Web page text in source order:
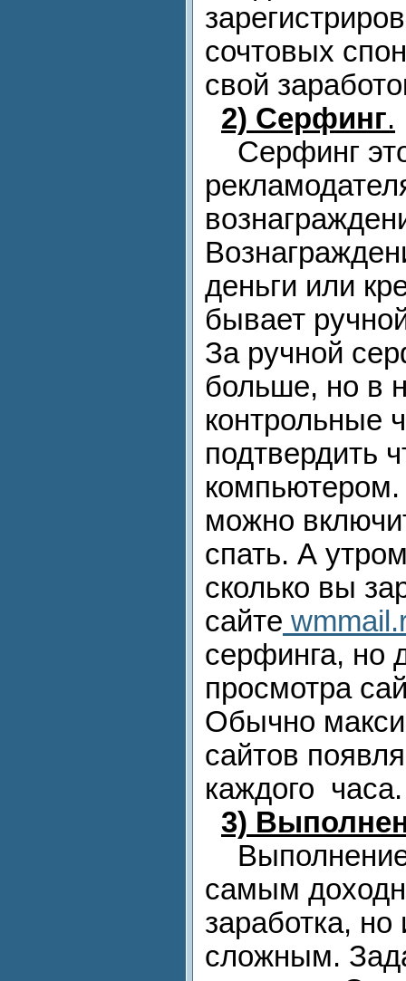
сочтовых
свой
2) Серфинг.
Серфинг
деньги или
бывает
За ручной
больше, но в
контрольные
подтвердить
можно
спать. А
сколько вы
сайте
серфинга, но
просмотра
Обычно
сайтов
каждого часа.
3)
Выполнение
самым
заработка,
сложным.